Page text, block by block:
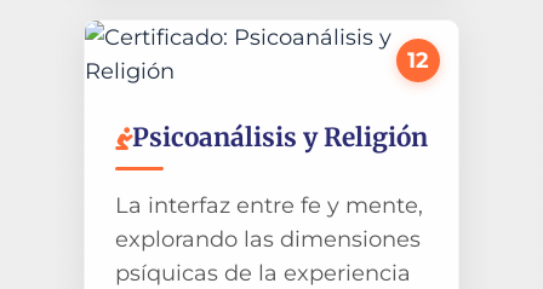
12
Psicoanálisis y Religión
La interfaz entre fe y mente,
explorando las dimensiones
psíquicas de la experiencia